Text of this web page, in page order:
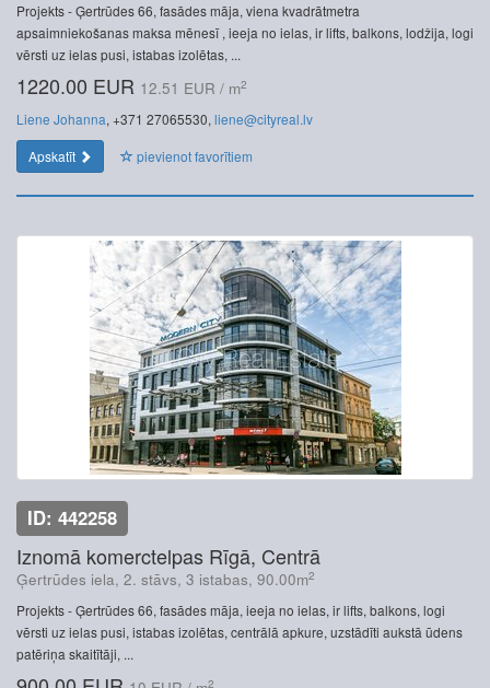
Projekts - Ģertrūdes 66, fasādes māja, viena kvadrātmetra
apsaimniekošanas maksa mēnesī , ieeja no ielas, ir lifts, balkons, lodžija, logi
vērsti uz ielas pusi, istabas izolētas, ...
1220.00 EUR 12.51 EUR / m2
Liene Johanna, +371 27065530, liene@cityreal.lv
Apskatīt
pievienot favorītiem
ID: 442258
Iznomā komerctelpas Rīgā, Centrā
Ģertrūdes iela, 2. stāvs, 3 istabas, 90.00m2
Projekts - Ģertrūdes 66, fasādes māja, ieeja no ielas, ir lifts, balkons, logi
vērsti uz ielas pusi, istabas izolētas, centrālā apkure, uzstādīti aukstā ūdens
patēriņa skaitītāji, ...
2